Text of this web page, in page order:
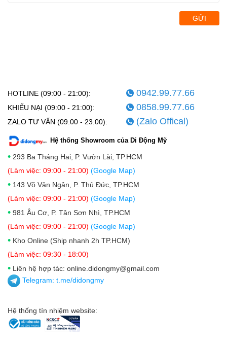
GỬI
HOTLINE (09:00 - 21:00): 0942.99.77.66
KHIẾU NẠI (09:00 - 21:00): 0858.99.77.66
ZALO TƯ VẤN (09:00 - 23:00): (Zalo Offical)
Hệ thống Showroom của Di Động Mỹ
• 293 Ba Tháng Hai, P. Vườn Lài, TP.HCM
(Làm việc: 09:00 - 21:00) (Google Map)
• 143 Võ Văn Ngân, P. Thủ Đức, TP.HCM
(Làm việc: 09:00 - 21:00) (Google Map)
• 981 Âu Cơ, P. Tân Sơn Nhì, TP.HCM
(Làm việc: 09:00 - 21:00) (Google Map)
• Kho Online (Ship nhanh 2h TP.HCM)
(Làm việc: 09:30 - 18:00)
• Liên hệ hợp tác: online.didongmy@gmail.com
Telegram: t.me/didongmy
Hệ thống tín nhiệm website: